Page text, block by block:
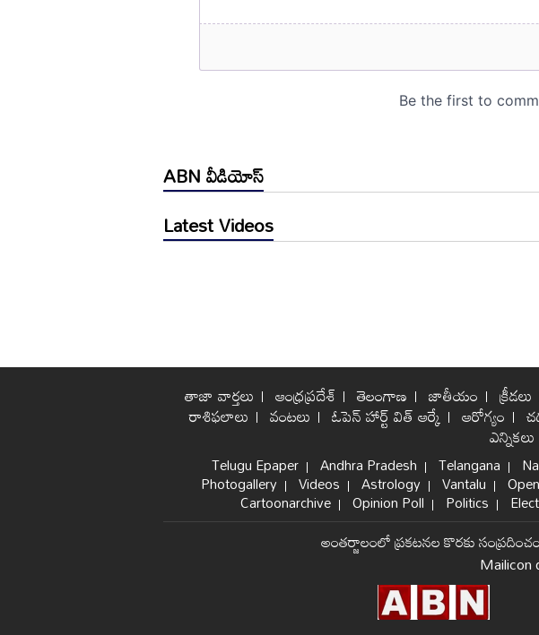
ABN వీడియోస్
Latest Videos
తాజా వార్తలు ఆంధ్రప్రదేశ్ తెలంగాణ జాతీయం క్రీడలు
రాశిఫలాలు వంటలు ఓపెన్ హార్ట్ విత్ ఆర్కే ఆరోగ్యం
ఎన్నికలు
Telugu Epaper Andhra Pradesh Telangana
Photogallery Videos Astrology Vantalu
Cartoonarchive Opinion Poll Politics
అంతర్జాలంలో ప్రకటనల కొరకు
Mailicon